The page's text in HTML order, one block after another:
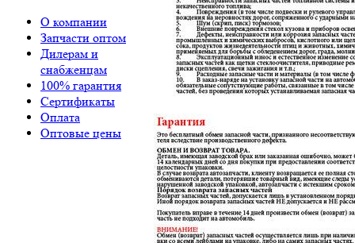
О компании
Запчасти оптом
Дилерам и
снабженцам
100% гарантия
Сертификаты
Оплата
Оптовые цены